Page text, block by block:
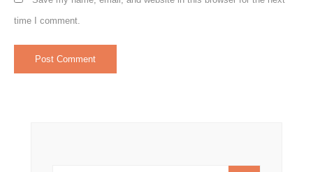
time I comment.